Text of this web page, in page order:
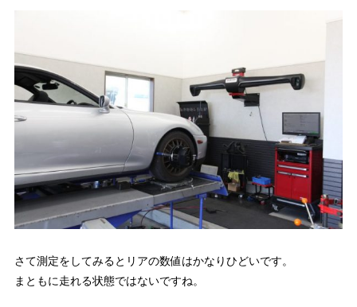
さて測定をしてみるとリアの数値はかなりひどいです。
まともに走れる状態ではないですね。